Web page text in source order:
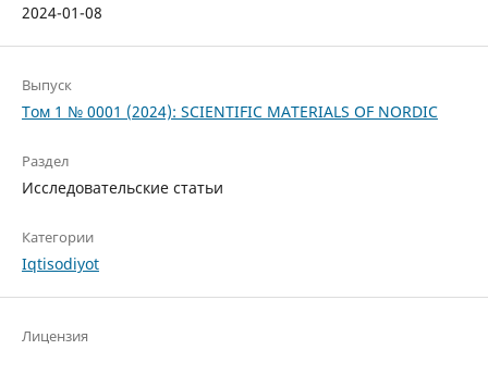
2024-01-08
Выпуск
Том 1 № 0001 (2024): SCIENTIFIC MATERIALS OF NORDIC
Раздел
Исследовательские статьи
Категории
Iqtisodiyot
Лицензия